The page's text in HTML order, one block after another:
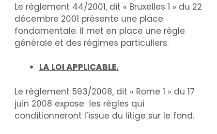
Le règlement 44/2001, dit « Bruxelles 1 » du 22
décembre 2001 présente une place
fondamentale. Il met en place une règle
générale et des régimes particuliers.
LA LOI APPLICABLE.
Le règlement 593/2008, dit « Rome 1 » du 17
juin 2008 expose les règles qui
conditionneront l’issue du litige sur le fond.